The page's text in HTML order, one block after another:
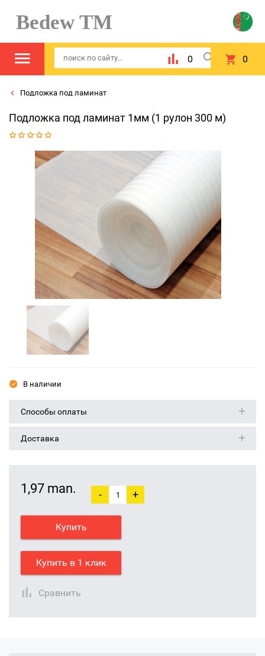
Bedew TM
0 0
Подложка под ламинат
Подложка под ламинат 1мм (1 рулон 300 м)
В наличии
Способы оплаты
Доставка
1,97 man. - +
Купить
Купить в 1 клик
Сравнить